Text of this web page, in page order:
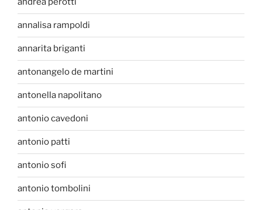
annalisa rampoldi
annarita briganti
antonangelo de martini
antonella napolitano
antonio cavedoni
antonio patti
antonio sofi
antonio tombolini